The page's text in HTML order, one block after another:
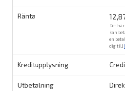
Det
kan
en
dig till